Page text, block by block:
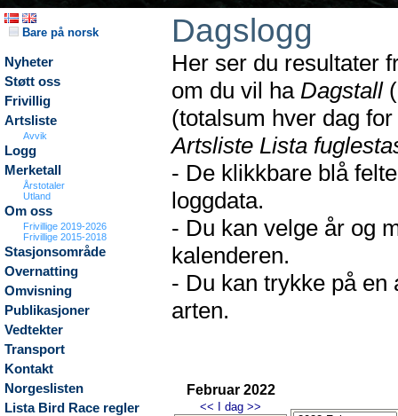
Bare på norsk
Nyheter
Støtt oss
Frivillig
Artsliste
Avvik
Logg
Merketall
Årstotaler
Utland
Om oss
Frivillige 2019-2026
Frivillige 2015-2018
Stasjonsområde
Overnatting
Omvisning
Publikasjoner
Vedtekter
Transport
Kontakt
Norgeslisten
Lista Bird Race regler
Dagslogg
Her ser du resultater
om du vil ha Dagstall
(totalsum hver dag
Artsliste Lista
- De klikkbare blå
loggdata.
- Du kan velge år og
kalenderen.
- Du kan trykke på en
arten.
Februar 2022
<< I dag >>